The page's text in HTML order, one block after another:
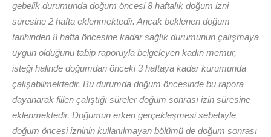
gebelik durumunda doğum öncesi 8 haftalık doğum izni
süresine 2 hafta eklenmektedir. Ancak beklenen doğum
tarihinden 8 hafta öncesine kadar sağlık durumunun çalışmaya
uygun olduğunu tabip raporuyla belgeleyen kadın memur,
isteği halinde doğumdan önceki 3 haftaya kadar kurumunda
çalışabilmektedir. Bu durumda doğum öncesinde bu rapora
dayanarak fiilen çalıştığı süreler doğum sonrası izin süresine
eklenmektedir. Doğumun erken gerçekleşmesi sebebiyle
doğum öncesi izninin kullanılmayan bölümü de doğum sonrası